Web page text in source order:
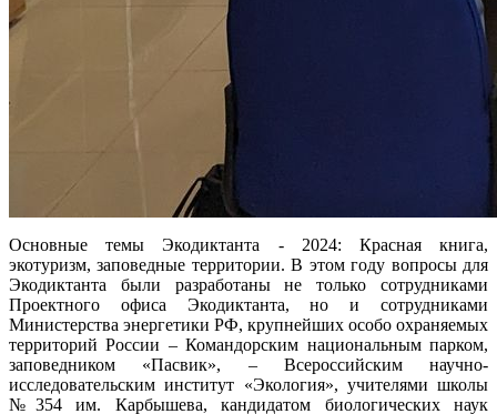
Основные темы Экодиктанта - 2024: Красная книга,
экотуризм, заповедные территории. В этом году вопросы для
Экодиктанта были разработаны не только сотрудниками
Проектного офиса Экодиктанта, но и сотрудниками
Министерства энергетики РФ, крупнейших особо охраняемых
территорий России – Командорским национальным парком,
заповедником «Пасвик», – Всероссийским научно-
исследовательским институт «Экология», учителями школы
№354 им. Карбышева, кандидатом биологических наук